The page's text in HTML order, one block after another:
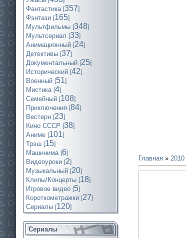
Фантастика [357]
Фэнтази [165]
Мультфильмы [348]
Мультсериал [33]
Анимационный [24]
Детективы [37]
Документальный [25]
Исторический [42]
Военный [51]
Мистика [4]
Семейный [108]
Приключения [84]
Вестерн [23]
Кино СССР [38]
Аниме [101]
Трэш [15]
Машинима [6]
Видеоуроки [2]
Музыкальный [20]
Клипы/Концерты [18]
Игровое видео [5]
Короткометражки [27]
Cериалы [120]
Сериалы
Главная » 2010